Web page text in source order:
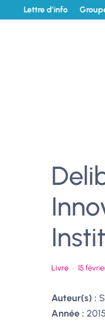
Lettre d’info
Livre · 15
Auteur(s) :
Année : 2015